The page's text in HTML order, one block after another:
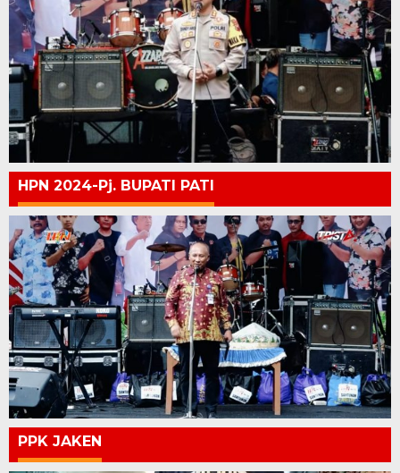
HPN 2024-Pj. BUPATI PATI
PPK JAKEN